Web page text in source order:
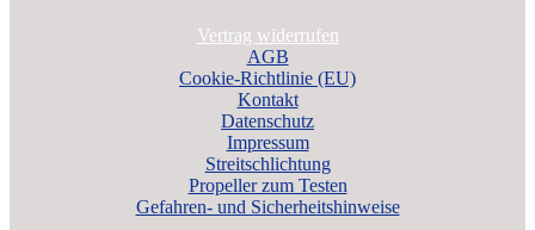
Vertrag widerrufen
AGB
Cookie-Richtlinie (EU)
Kontakt
Datenschutz
Impressum
Streitschlichtung
Propeller zum Testen
Gefahren- und Sicherheitshinweise